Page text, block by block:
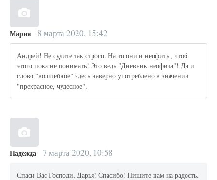
Мария 8 марта 2020, 15:42
Андрей! Не судите так строго. На то они и неофиты, чтоб
этого пока не понимать! Это ведь "Дневник неофита"! Да и
слово "волшебное" здесь наверно употреблено в значении
"прекрасное, чудесное".
Надежда 7 марта 2020, 10:58
Спаси Вас Господи, Дарья! Спасибо! Пишите нам на радость.